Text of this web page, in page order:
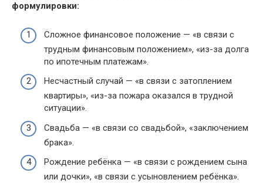
формулировки:
Сложное финансовое положение — «в связи с
трудным финансовым положением», «из-за долга
по ипотечным платежам».
Несчастный случай — «в связи с затоплением
квартиры», «из-за пожара оказался в трудной
ситуации».
Свадьба — «в связи со свадьбой», «заключением
брака».
Рождение ребёнка — «в связи с рождением сына
или дочки», «в связи с усыновлением ребёнка».